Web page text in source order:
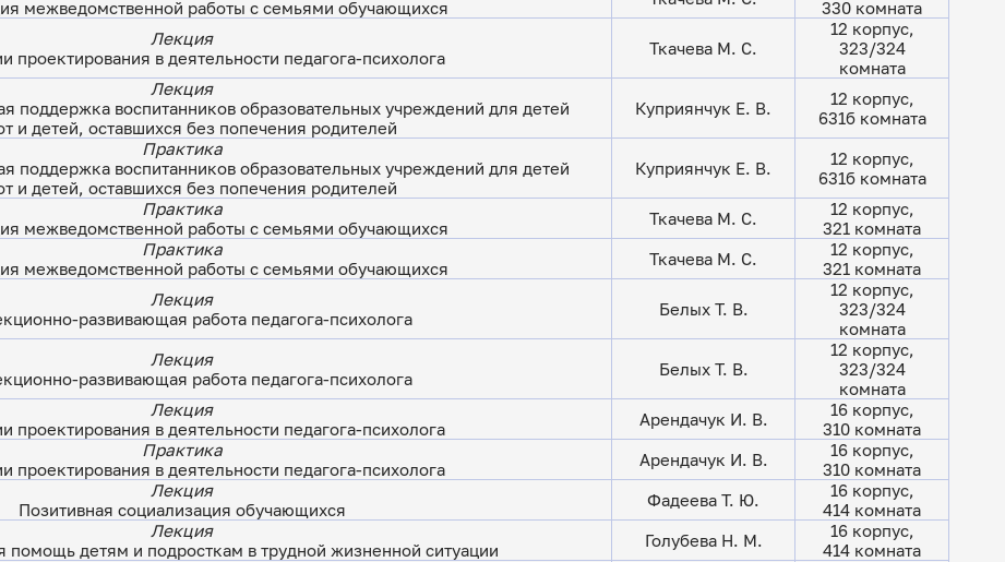
межведомственной работы с семьями обучающихся
330 комната
Лекция
проектирования в деятельности педагога-психолога
Ткачева М. С.
12 корпус,
323/324
комната
Лекция
поддержка воспитанников образовательных учреждений для детей
и детей, оставшихся без попечения родителей
Куприянчук Е. В.
12 корпус,
631б комната
Практика
поддержка воспитанников образовательных учреждений для детей
и детей, оставшихся без попечения родителей
Куприянчук Е. В.
12 корпус,
631б комната
Практика
межведомственной работы с семьями обучающихся
Ткачева М. С.
12 корпус,
321 комната
Практика
межведомственной работы с семьями обучающихся
Ткачева М. С.
12 корпус,
321 комната
Лекция
развивающая работа педагога-психолога
Белых Т. В.
12 корпус,
323/324
комната
Лекция
развивающая работа педагога-психолога
Белых Т. В.
12 корпус,
323/324
комната
Лекция
проектирования в деятельности педагога-психолога
Арендачук И. В.
16 корпус,
310 комната
Практика
проектирования в деятельности педагога-психолога
Арендачук И. В.
16 корпус,
310 комната
Лекция
Позитивная социализация обучающихся
Фадеева Т. Ю.
16 корпус,
414 комната
Лекция
помощь детям и подросткам в трудной жизненной ситуации
Голубева Н. М.
16 корпус,
414 комната